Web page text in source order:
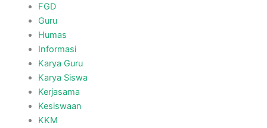
FGD
Guru
Humas
Informasi
Karya Guru
Karya Siswa
Kerjasama
Kesiswaan
KKM